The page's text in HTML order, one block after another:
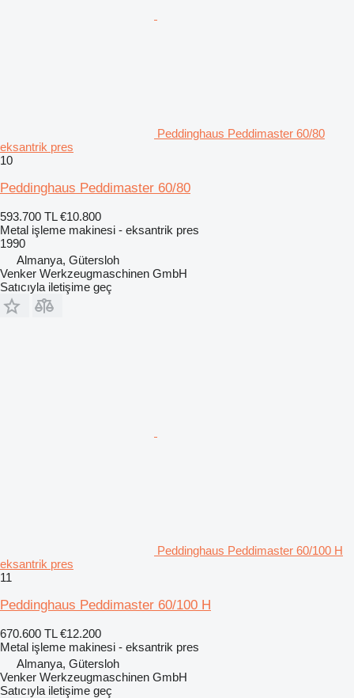
Peddinghaus Peddimaster 60/80
eksantrik pres
10
Peddinghaus Peddimaster 60/80
593.700 TL €10.800
Metal işleme makinesi - eksantrik pres
1990
Almanya, Gütersloh
Venker Werkzeugmaschinen GmbH
Satıcıyla iletişime geç
Peddinghaus Peddimaster 60/100 H
eksantrik pres
11
Peddinghaus Peddimaster 60/100 H
670.600 TL €12.200
Metal işleme makinesi - eksantrik pres
Almanya, Gütersloh
Venker Werkzeugmaschinen GmbH
Satıcıyla iletişime geç